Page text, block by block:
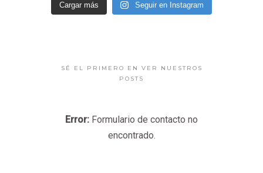
Cargar más Seguir en Instagram
SÉ EL PRIMERO EN VER NUESTROS
POSTS
Error: Formulario de contacto no
encontrado.